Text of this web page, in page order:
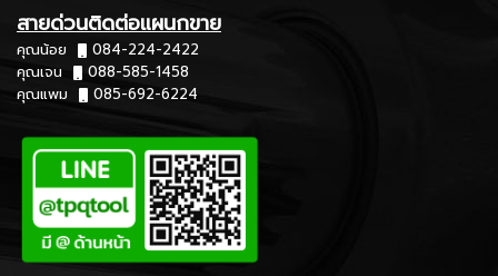
สายด่วนติดต่อแผนกขาย
คุณน้อย
084-224-2422
คุณเจน
088-585-1458
คุณแพม
085-692-6224